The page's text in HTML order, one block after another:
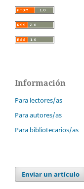
Información
Para lectores/as
Para autores/as
Para bibliotecarios/as
Enviar un artículo